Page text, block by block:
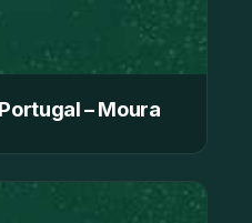
– Moura